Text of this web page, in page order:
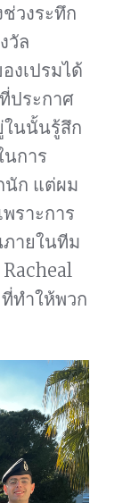
วงระทึก
วัล
งเปรมได้
ประกาศ
ในนั้นรู้สึก
นการ
นัก แต่ผม
ราะการ
ายในทีม
ทำให้พวก